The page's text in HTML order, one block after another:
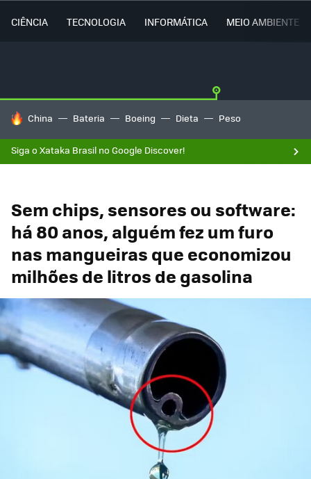
CIÊNCIA TECNOLOGIA INFORMÁTICA MEIO AMBIENTE
TENDÊNCIAS DO DIA
China Bateria Boeing Dieta Peso
Siga o Xataka Brasil no Google Discover!
Sem chips, sensores ou software:
há 80 anos, alguém fez um furo
nas mangueiras que economizou
milhões de litros de gasolina